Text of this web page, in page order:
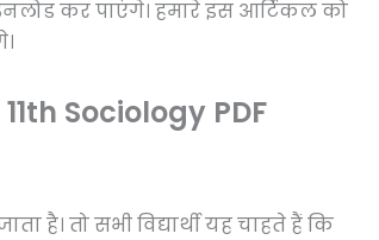
कर पाएंगे। हमारे इस आर्टिकल को
Sociology PDF
है। तो सभी विद्यार्थी यह चाहते हैं कि